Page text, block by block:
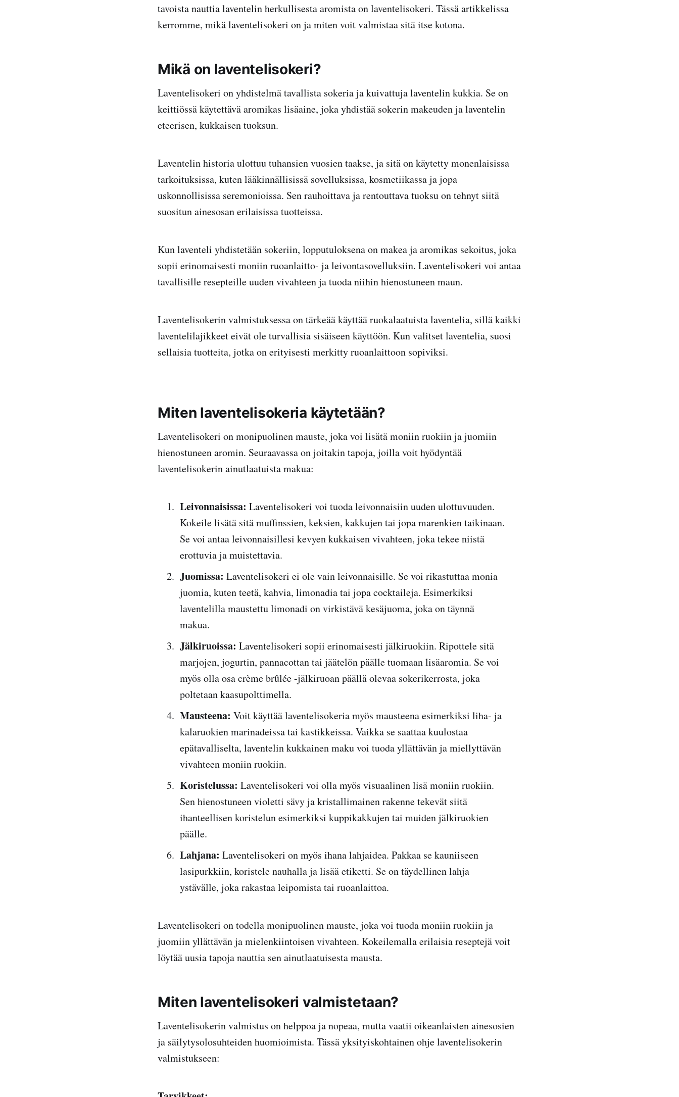
tavoista nauttia laventelin herkullisesta aromista on laventelisokeri. Tässä artikkelissa
kerromme, mikä laventelisokeri on ja miten voit valmistaa sitä itse kotona.
Mikä on laventelisokeri?
Laventelisokeri on yhdistelmä tavallista sokeria ja kuivattuja laventelin kukkia. Se on
keittiössä käytettävä aromikas lisäaine, joka yhdistää sokerin makeuden ja laventelin
eteerisen, kukkaisen tuoksun.
Laventelin historia ulottuu tuhansien vuosien taakse, ja sitä on käytetty monenlaisissa
tarkoituksissa, kuten lääkinnällisissä sovelluksissa, kosmetiikassa ja jopa
uskonnollisissa seremonioissa. Sen rauhoittava ja rentouttava tuoksu on tehnyt siitä
suositun ainesosan erilaisissa tuotteissa.
Kun laventeli yhdistetään sokeriin, lopputuloksena on makea ja aromikas sekoitus, joka
sopii erinomaisesti moniin ruoanlaitto- ja leivontasovelluksiin. Laventelisokeri voi antaa
tavallisille resepteille uuden vivahteen ja tuoda niihin hienostuneen maun.
Laventelisokerin valmistuksessa on tärkeää käyttää ruokalaatuista laventelia, sillä kaikki
laventelilajikkeet eivät ole turvallisia sisäiseen käyttöön. Kun valitset laventelia, suosi
sellaisia tuotteita, jotka on erityisesti merkitty ruoanlaittoon sopiviksi.
Miten laventelisokeria käytetään?
Laventelisokeri on monipuolinen mauste, joka voi lisätä moniin ruokiin ja juomiin
hienostuneen aromin. Seuraavassa on joitakin tapoja, joilla voit hyödyntää
laventelisokerin ainutlaatuista makua:
Leivonnaisissa: Laventelisokeri voi tuoda leivonnaisiin uuden ulottuvuuden.
Kokeile lisätä sitä muffinssien, keksien, kakkujen tai jopa marenkien taikinaan.
Se voi antaa leivonnaisillesi kevyen kukkaisen vivahteen, joka tekee niistä
erottuvia ja muistettavia.
Juomissa: Laventelisokeri ei ole vain leivonnaisille. Se voi rikastuttaa monia
juomia, kuten teetä, kahvia, limonadia tai jopa cocktaileja. Esimerkiksi
laventelilla maustettu limonadi on virkistävä kesäjuoma, joka on täynnä
makua.
Jälkiruoissa: Laventelisokeri sopii erinomaisesti jälkiruokiin. Ripottele sitä
marjojen, jogurtin, pannacottan tai jäätelön päälle tuomaan lisäaromia. Se voi
myös olla osa crème brûlée -jälkiruoan päällä olevaa sokerikerrosta, joka
poltetaan kaasupolttimella.
Mausteena: Voit käyttää laventelisokeria myös mausteena esimerkiksi liha- ja
kalaruokien marinadeissa tai kastikkeissa. Vaikka se saattaa kuulostaa
epätavalliselta, laventelin kukkainen maku voi tuoda yllättävän ja miellyttävän
vivahteen moniin ruokiin.
Koristelussa: Laventelisokeri voi olla myös visuaalinen lisä moniin ruokiin.
Sen hienostuneen violetti sävy ja kristallimainen rakenne tekevät siitä
ihanteellisen koristelun esimerkiksi kuppikakkujen tai muiden jälkiruokien
päälle.
Lahjana: Laventelisokeri on myös ihana lahjaidea. Pakkaa se kauniiseen
lasipurkkiin, koristele nauhalla ja lisää etiketti. Se on täydellinen lahja
ystävälle, joka rakastaa leipomista tai ruoanlaittoa.
Laventelisokeri on todella monipuolinen mauste, joka voi tuoda moniin ruokiin ja
juomiin yllättävän ja mielenkiintoisen vivahteen. Kokeilemalla erilaisia reseptejä voit
löytää uusia tapoja nauttia sen ainutlaatuisesta mausta.
Miten laventelisokeri valmistetaan?
Laventelisokerin valmistus on helppoa ja nopeaa, mutta vaatii oikeanlaisten ainesosien
ja säilytysolosuhteiden huomioimista. Tässä yksityiskohtainen ohje laventelisokerin
valmistukseen: